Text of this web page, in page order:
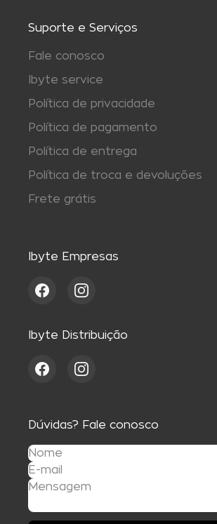
Suporte e Serviços
Fale conosco
Ibyte service
Política de privacidade
Política de pagamento
Política de entrega
Política de troca e devoluções
Frete grátis
Ibyte Empresas
Ibyte Distribuição
Dúvidas? Fale conosco